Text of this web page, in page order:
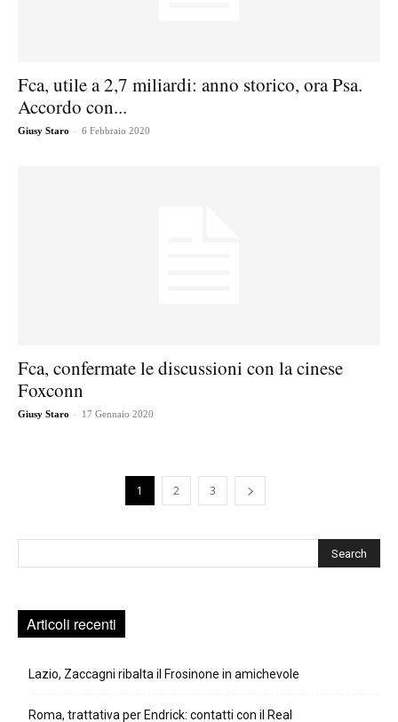
Fca, utile a 2,7 miliardi: anno storico, ora Psa.
Accordo con...
Giusy Staro - 6 Febbraio 2020
Fca, confermate le discussioni con la cinese
Foxconn
Giusy Staro - 17 Gennaio 2020
1 2 3
Articoli recenti
Lazio, Zaccagni ribalta il Frosinone in amichevole
Roma, trattativa per Endrick: contatti con il Real